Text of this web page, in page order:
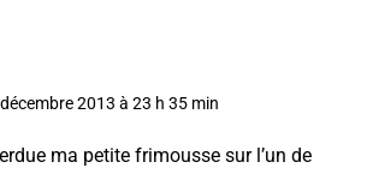
décembre 2013 à 23 h 35 min
ma petite frimousse sur l’un de